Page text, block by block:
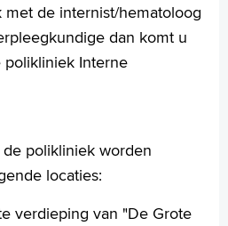
met de internist/hematoloog
dan komt u
Interne
polikliniek worden
locaties:
verdieping van "De Grote